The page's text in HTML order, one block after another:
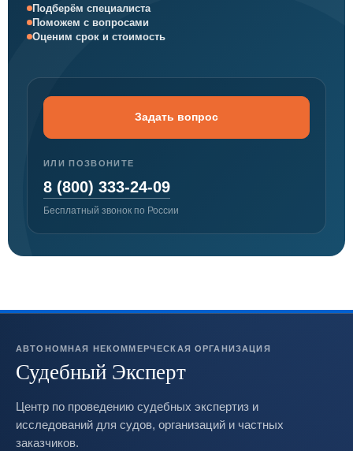
Подберём специалиста
Поможем с вопросами
Оценим срок и стоимость
Задать вопрос
ИЛИ ПОЗВОНИТЕ
8 (800) 333-24-09
Бесплатный звонок по России
АВТОНОМНАЯ НЕКОММЕРЧЕСКАЯ ОРГАНИЗАЦИЯ
Судебный Эксперт
Центр по проведению судебных экспертиз и
исследований для судов, организаций и частных
заказчиков.